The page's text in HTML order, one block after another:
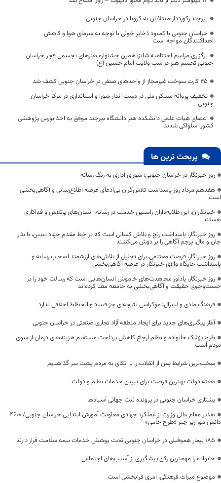
بیرجند رکورددار مبتلایان به کرونا در خراسان جنوبی
خراسان جنوبی با کمبود ذخایر خونی با توجه به سرمای هوا و کاهش
اهداکنندگان مواجه است
برگزاری مراسم اختتامیه شانزدهمین جشنواره هنرهای تجسمی فجر خراسان
جنوبی تجسم هنر در شب ولایت امام حسین (ع)
۴۵ کارت سوخت غیرمجاز از واحدهای صنفی در خراسان جنوبی کشف شد
تخفیف پروانه مسکن ملی در دست انداز شورا و استانداری در مرکز خراسان
جنوبی
اعضای هیات علمی دانشکده هنر دانشگاه بیرجند موفق به اخذ بورس پژوهشی
کشور اسلواکی شدند
پربحث ترین ها
روز خبرنگار در خراسان جنوبی؛ شورای اداری به رنگ رسانه
هفدهم مرداد روز پاسداشت تلاش‌گران بی‌ادعای عرصه اطلاع‌رسانی و آگاهی‌بخشی
است
خبرنگاران، این طلایه‌داران راستین خدمت در رسانه، انسان‌های پرتلاش و فداکاری
هستند
روز خبرنگار، پاسداشت رنج و تلاش کسانی است که در خط مقدم جهاد تبیین، با نثار
جان و مال، پرچم آگاهی را بر دوش می‌کشند
روز خبرنگار، فرصت مغتنمی برای تجلیل از تلاش‌های ارزشمند اصحاب رسانه و
پاسداشت جایگاه والای خبرنگار در عرصه آگاهی‌بخشی
روز خبرنگار، یادآور مجاهدت‌های خاموش انسان‌هایی است که رسالت خود را در
جست‌وجوی حقیقت و آگاهی‌بخشی به جامعه معنا کرده‌اند
فرهنگ مادی و لیبرال‌دموکراسی نتیجه‌ای جز فساد و انحطاط اخلاقی ندارد
آغاز پیگیری‌های جدید برای ایجاد منطقه آزاد تجاری صنعتی در خراسان جنوبی
طرح پزشک خانواده و نظام ارجاع کاهش پرداخت مستقیم هزینه‌های درمان از سوی
مردم است
سخت‌ترین شرایط پس از انقلاب را با اتکای به مردم پشت سر گذاشتیم
هفته دولت بهترین فرصت برای تبیین خدمات نظام و دولت
یشتازی خراسان جنوبی در پرونده ثبت جهانی آسبادها
تقدیر مقام عالی وزارت از عملکرد جهادی معاونت آموزش ابتدایی خراسان جنوبی/ ۴۶۰۰
دانش‌آموز زیر چتر «طرح حامی»
۱۸۵ بیمار هموفیلی در خراسان جنوبی تحت پوشش خدمات بیمه سلامت قرار دارند
خانواده را مهمترین رکن پیشگیری از آسیب‌های اجتماعی
موضوع میراث فرهنگی، امری فرابخشی است